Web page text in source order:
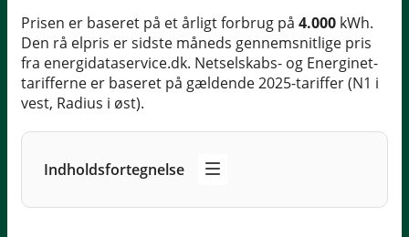
Prisen er baseret på et årligt forbrug på 4.000 kWh.
Den rå elpris er sidste måneds gennemsnitlige pris
fra energidataservice.dk. Netselskabs- og Energinet-
tarifferne er baseret på gældende 2025-tariffer (N1 i
vest, Radius i øst).
Indholdsfortegnelse